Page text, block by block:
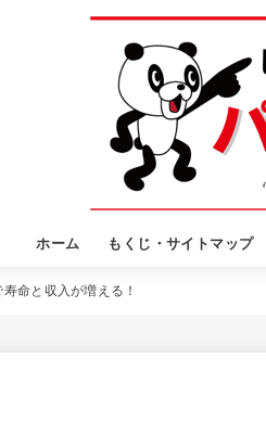
ホーム もくじ・サイトマップ
命と収入が増える！